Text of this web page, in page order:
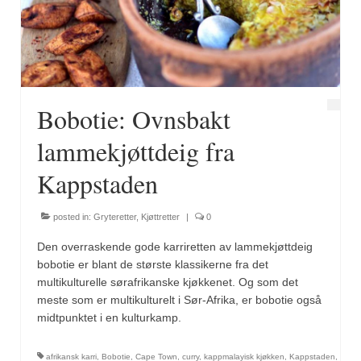
Fugl
Gryteretter
Snacks
Supper
Vegetar
Krydder, oppskrifter
Albóndigaskrydder
Bobotie: Ovnsbakt
lammekjøttdeig fra
Kappstaden
posted in: Gryteretter, Kjøttretter | 0
Den overraskende gode karriretten av lammekjøttdeig
bobotie er blant de største klassikerne fra det
multikulturelle sørafrikanske kjøkkenet. Og som det
meste som er multikulturelt i Sør-Afrika, er bobotie også
midtpunktet i en kulturkamp.
afrikansk karri Bobotie Cape Town curry, kappmalayisk kjøkken Kappstaden